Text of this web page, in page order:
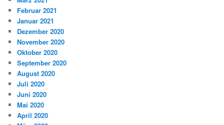
Februar 2021
Januar 2021
Dezember 2020
November 2020
Oktober 2020
September 2020
August 2020
Juli 2020
Juni 2020
Mai 2020
April 2020